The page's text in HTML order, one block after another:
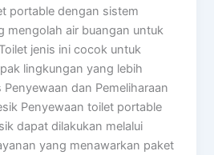
portable dengan sistem
mengolah air buangan untuk
jenis ini cocok untuk
lingkungan yang lebih
dan Pemeliharaan
Penyewaan toilet portable
dapat dilakukan melalui
yang menawarkan paket